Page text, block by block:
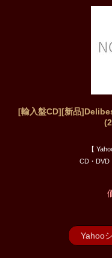
[輸入盤CD][新品
【
CD・DVD
Yahoo